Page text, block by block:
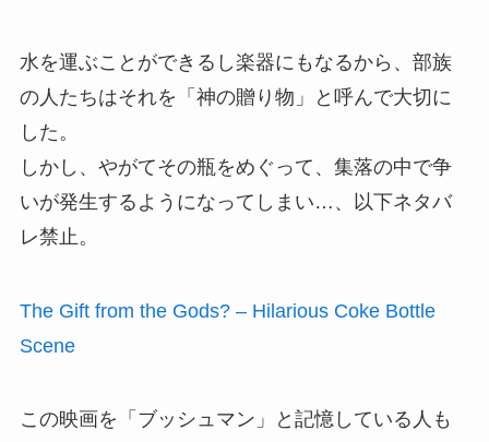
水を運ぶことができるし楽器にもなるから、部族
の人たちはそれを「神の贈り物」と呼んで大切に
した。
しかし、やがてその瓶をめぐって、集落の中で争
いが発生するようになってしまい…、以下ネタバ
レ禁止。
The Gift from the Gods? – Hilarious Coke Bottle
Scene
この映画を「ブッシュマン」と記憶している人も